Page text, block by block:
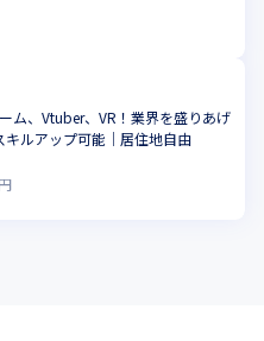
ム、Vtuber、VR！業界を盛りあげ
ルアップ可能｜居住地自由